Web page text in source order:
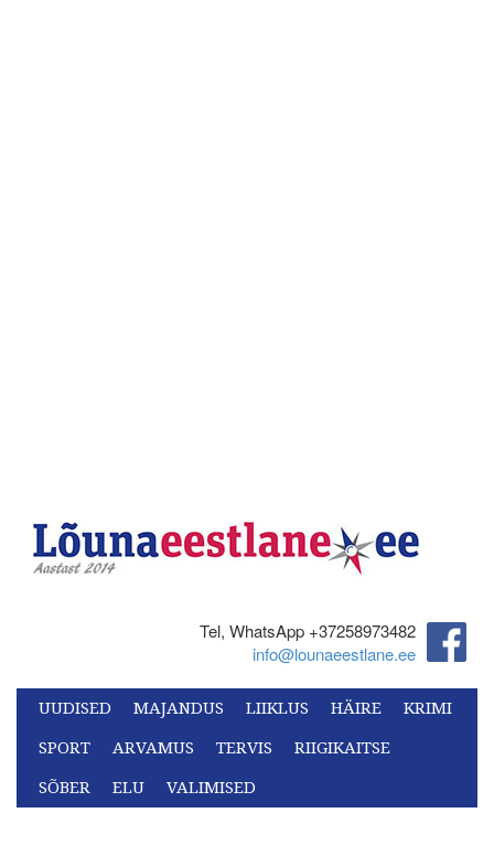
Tel, WhatsApp +37258973482‬
info@lounaeestlane.ee
UUDISED MAJANDUS LIIKLUS HÄIRE
KRIMI
SPORT
ARVAMUS TERVIS
RIIGIKAITSE
SÕBER
ELU VALIMISED